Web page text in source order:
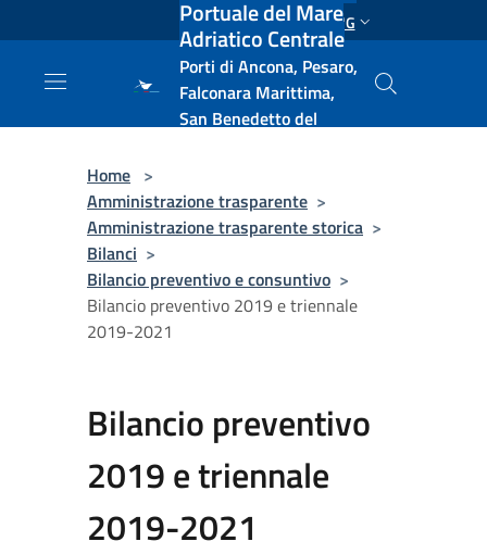
Salta al contenuto principale ENG
Portuale del Mare
Adriatico Centrale
Porti di Ancona, Pesaro,
Falconara Marittima,
San Benedetto del
Home >
Amministrazione trasparente >
Amministrazione trasparente storica >
Bilanci >
Bilancio preventivo e consuntivo >
Bilancio preventivo 2019 e triennale
2019-2021
Bilancio preventivo
2019 e triennale
2019-2021